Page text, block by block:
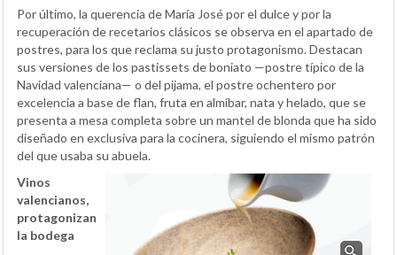
Por último, la querencia de María José por el dulce y por la
recuperación de recetarios clásicos se observa en el apartado de
postres, para los que reclama su justo protagonismo. Destacan
sus versiones de los pastissets de boniato —postre típico de la
Navidad valenciana— o del pijama, el postre ochentero por
excelencia a base de flan, fruta en almíbar, nata y helado, que se
presenta a mesa completa sobre un mantel de blonda que ha sido
diseñado en exclusiva para la cocinera, siguiendo el mismo patrón
del que usaba su abuela.
Vinos
valencianos,
protagonizan
la bodega